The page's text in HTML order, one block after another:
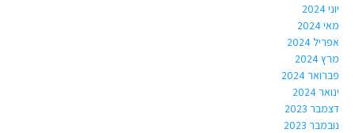
יוני 2024
מאי 2024
אפריל 2024
מרץ 2024
פברואר 2024
ינואר 2024
דצמבר 2023
נובמבר 2023